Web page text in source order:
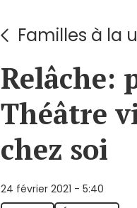
Familles à la
Relâche:
Théâtre
chez soi
24 février 2021 - 5:40